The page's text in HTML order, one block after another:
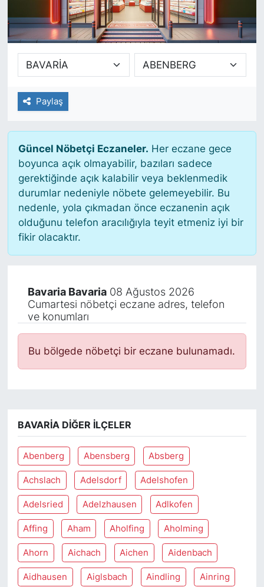
Paylaş
Güncel Nöbetçi Eczaneler. Her eczane gece
boyunca açık olmayabilir, bazıları sadece
gerektiğinde açık kalabilir veya beklenmedik
durumlar nedeniyle nöbete gelemeyebilir. Bu
nedenle, yola çıkmadan önce eczanenin açık
olduğunu telefon aracılığıyla teyit etmeniz iyi bir
fikir olacaktır.
Bavaria Bavaria08 Ağustos 2026
Cumartesi nöbetçi eczane adres, telefon
ve konumları
Bu bölgede nöbetçi bir eczane bulunamadı.
BAVARIA DIĞER İLÇELER
Abenberg Abensberg Absberg
Achslach Adelsdorf Adelshofen
Adelsried Adelzhausen Adlkofen
Affing Aham Aholfing Aholming
Ahorn Aichach Aichen Aidenbach
Aidhausen Aiglsbach Aindling Ainring
SİYASET
SAĞLIK